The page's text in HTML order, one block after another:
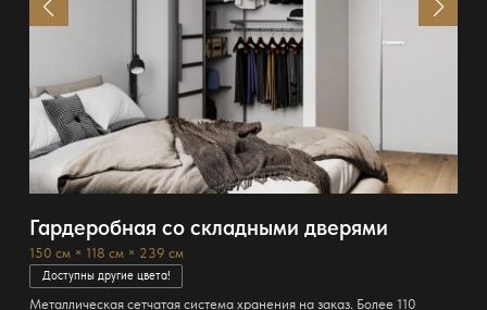
Гардеробная со складными дверями
150 см × 118 см × 239 см
Доступны другие цвета!
Металлическая сетчатая система хранения на заказ. Более 110